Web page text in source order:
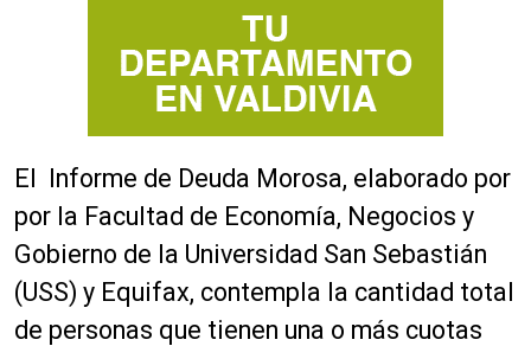
El Informe de Deuda Morosa, elaborado por
por la Facultad de Economía, Negocios y
Gobierno de la Universidad San Sebastián
(USS) y Equifax, contempla la cantidad total
de personas que tienen una o más cuotas